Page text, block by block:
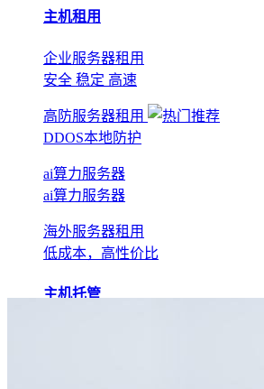
主机租用
企业服务器租用
安全 稳定 高速
高防服务器租用
DDOS本地防护
ai算力服务器
ai算力服务器
海外服务器租用
低成本，高性价比
主机托管